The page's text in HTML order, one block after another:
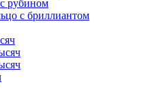
рубином
с бриллиантом